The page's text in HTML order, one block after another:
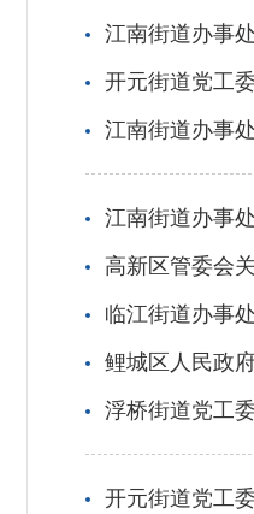
江南街道办事
开元街道党工
江南街道办事
江南街道办事
高新区管委会
临江街道办事
鲤城区人民政
浮桥街道党工
开元街道党工